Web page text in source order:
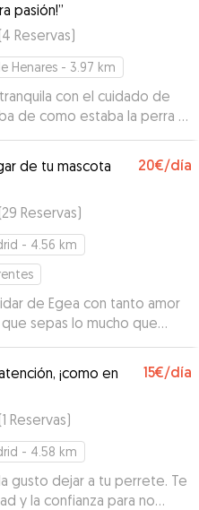
pasión!”
4 Reservas)
Henares - 3.97 km
con el cuidado de
de como estaba la perra y
perra se fué con ellos sin
de tu mascota
20€/día
29 Reservas)
- 4.56 km
de Egea con tanto amor
sepas lo mucho que
atención que le diste,
lo delicado que es su rutina:
los paseos a sus horas. Las
enviaste fueron un
actualización me
sentir cerca de ella, a
A sus 14 años, Egea es más
parte de mi familia, y verla
esa paciencia y respeto
¡como en
15€/día
1 Reservas)
- 4.58 km
gusto dejar a tu perrete. Te
y la confianza para no